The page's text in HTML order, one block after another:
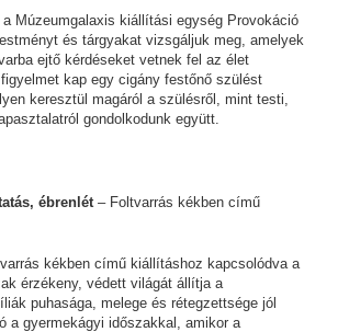
Múzeumgalaxis kiállítási egység Provokáció
és tárgyakat vizsgáljuk meg, amelyek
ejtő kérdéseket vetnek fel az élet
kap egy cigány festőnő szülést
keresztül magáról a szülésről, mint testi,
gondolkodunk együtt.
ébrenlét – Foltvarrás kékben című
kékben című kiállításhoz kapcsolódva a
érzékeny, védett világát állítja a
puhasága, melege és rétegzettsége jól
a gyermekágyi időszakkal, amikor a